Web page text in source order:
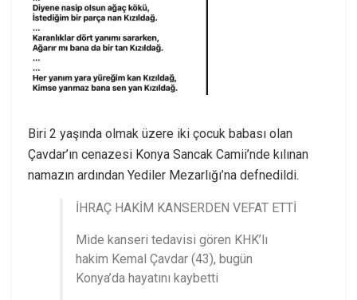
Biri 2 yaşında olmak üzere iki çocuk babası olan
Çavdar’ın cenazesi Konya Sancak Camii’nde kılınan
namazın ardından Yediler Mezarlığı’na defnedildi.
İHRAÇ HAKİM KANSERDEN VEFAT ETTİ
Mide kanseri tedavisi gören KHK’lı
hakim Kemal Çavdar (43), bugün
Konya’da hayatını kaybetti